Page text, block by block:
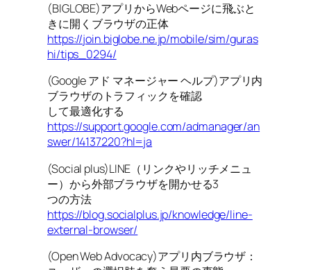
(BIGLOBE)アプリからWebページに飛ぶと
きに開くブラウザの正体
https://join.biglobe.ne.jp/mobile/sim/guras
hi/tips_0294/
(Google アド マネージャー ヘルプ)アプリ内
ブラウザのトラフィックを確認
して最適化する
https://support.google.com/admanager/an
swer/14137220?hl=ja
(Social plus)LINE（リンクやリッチメニュ
ー）から外部ブラウザを開かせる3
つの方法
https://blog.socialplus.jp/knowledge/line-
external-browser/
(Open Web Advocacy)アプリ内ブラウザ：